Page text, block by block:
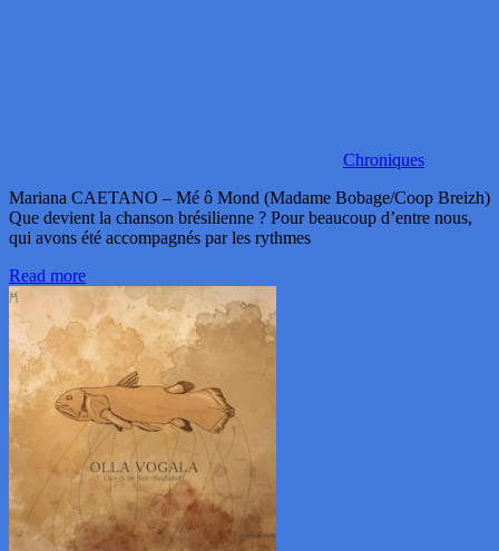
Chroniques
Mariana CAETANO – Mé ô Mond (Madame Bobage/Coop Breizh)
Que devient la chanson brésilienne ? Pour beaucoup d’entre nous,
qui avons été accompagnés par les rythmes
Read more